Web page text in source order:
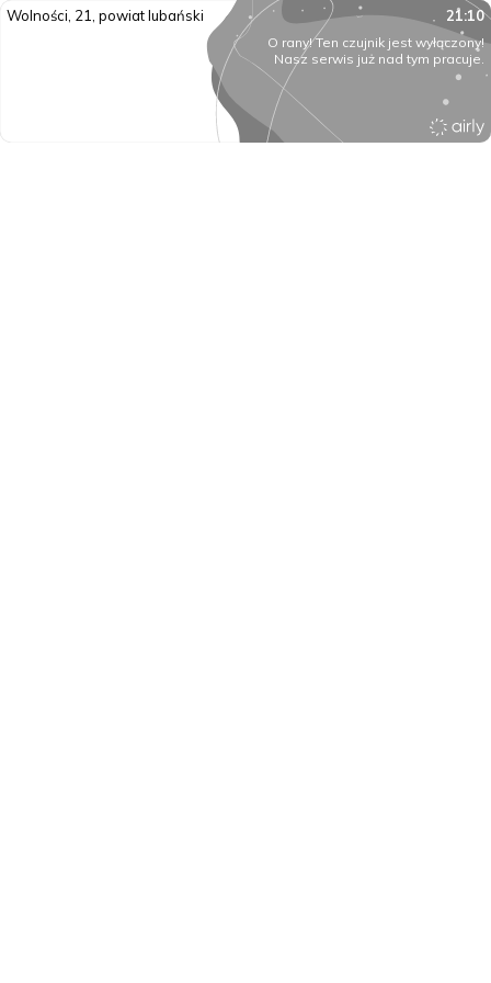
Wolności, 21, powiat lubański 21:10
O rany! Ten czujnik jest wyłączony!
Nasz serwis już nad tym pracuje.